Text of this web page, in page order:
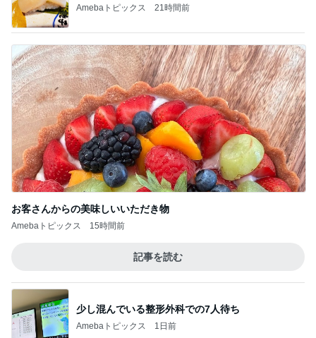
Amebaトピックス 21時間前
お客さんからの美味しいいただき物
Amebaトピックス 15時間前
記事を読む
少し混んでいる整形外科での7人待ち
Amebaトピックス 1日前